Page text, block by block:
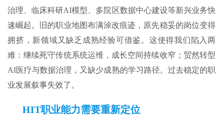
治理、临床科研AI模型、多院区数据中心建设等新兴业务快
速崛起。旧的职业地图布满涂改痕迹，原先稳妥的岗位变得
拥挤，新领域又缺乏成熟经验可借鉴。这使得我们陷入两
难：继续死守传统系统运维，成长空间持续收窄；贸然转型
AI医疗与数据治理，又缺少成熟的学习路径。过去稳定的职
业发展叙事失效了。
HIT职业能力需要重新定位